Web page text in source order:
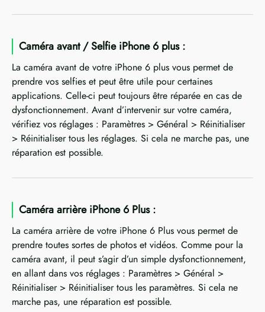
Caméra avant / Selfie iPhone 6 plus :
La caméra avant de votre iPhone 6 plus vous permet de
prendre vos selfies et peut être utile pour certaines
applications. Celle-ci peut toujours être réparée en cas de
dysfonctionnement. Avant d’intervenir sur votre caméra,
vérifiez vos réglages : Paramètres > Général > Réinitialiser
> Réinitialiser tous les réglages. Si cela ne marche pas, une
réparation est possible.
Caméra arrière iPhone 6 Plus :
La caméra arrière de votre iPhone 6 Plus vous permet de
prendre toutes sortes de photos et vidéos. Comme pour la
caméra avant, il peut s’agir d’un simple dysfonctionnement,
en allant dans vos réglages : Paramètres > Général >
Réinitialiser > Réinitialiser tous les paramètres. Si cela ne
marche pas, une réparation est possible.